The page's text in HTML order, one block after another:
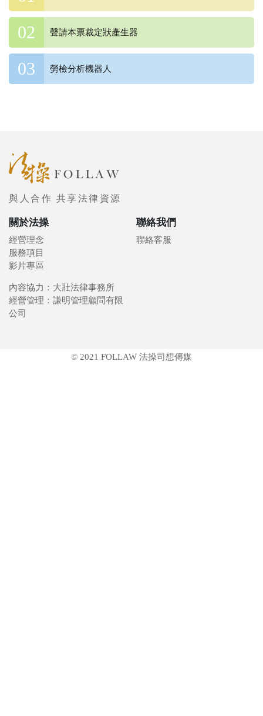
聲請本票裁定狀產生器
勞檢分析機器人
與人合作 共享法律資源
關於法操
經營理念
服務項目
影片專區
聯絡我們
聯絡客服
內容協力：大壯法律事務所
經營管理：謙明管理顧問有限
公司
© 2021 FOLLAW 法操司想傳媒